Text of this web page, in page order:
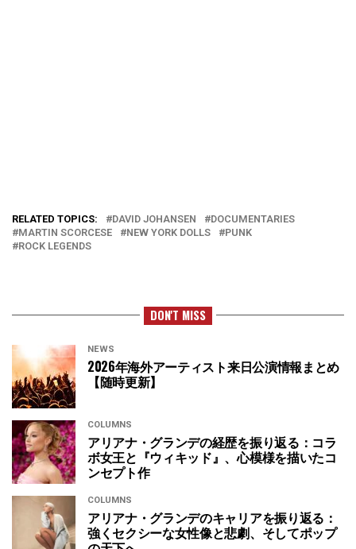
RELATED TOPICS: DAVID JOHANSEN
DOCUMENTARIES
MARTIN SCORCESE
NEW YORK DOLLS
PUNK
ROCK LEGENDS
DON'T MISS
NEWS
2026年海外アーティスト来日公演情報まとめ
【随時更新】
COLUMNS
アリアナ・グランデの経歴を振り返る：コラ
ボ女王と『ウィキッド』、心模様を描いたコ
ンセプト作
COLUMNS
アリアナ・グランデのキャリアを振り返る：
強くセクシーな女性像と悲劇、そしてポップ